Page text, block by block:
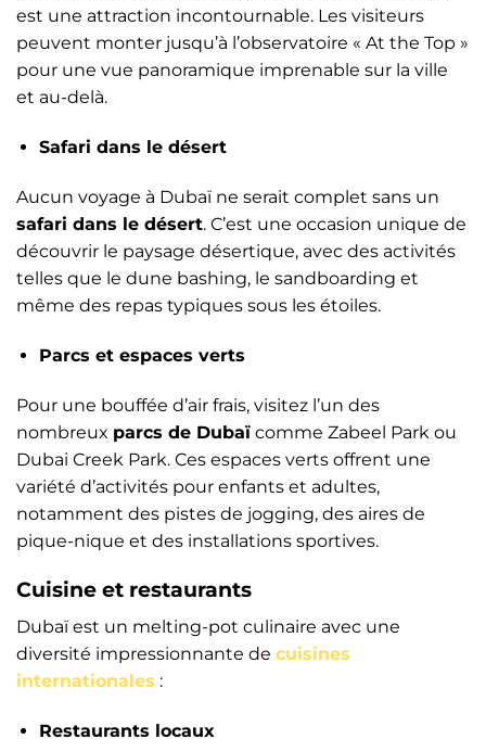
est une attraction incontournable. Les visiteurs
peuvent monter jusqu’à l’observatoire « At the Top »
pour une vue panoramique imprenable sur la ville
et au-delà.
Safari dans le désert
Aucun voyage à Dubaï ne serait complet sans un
safari dans le désert. C’est une occasion unique de
découvrir le paysage désertique, avec des activités
telles que le dune bashing, le sandboarding et
même des repas typiques sous les étoiles.
Parcs et espaces verts
Pour une bouffée d’air frais, visitez l’un des
nombreux parcs de Dubaï comme Zabeel Park ou
Dubai Creek Park. Ces espaces verts offrent une
variété d’activités pour enfants et adultes,
notamment des pistes de jogging, des aires de
pique-nique et des installations sportives.
Cuisine et restaurants
Dubaï est un melting-pot culinaire avec une
diversité impressionnante de cuisines
internationales :
Restaurants locaux